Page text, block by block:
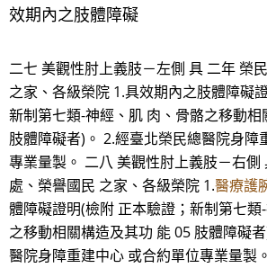
效期內之肢體障礙
二七 美觀性肘上義肢－左側 具 二年 榮
之家、各級榮院 1.具效期內之肢體障礙
新制第七類-神經、肌 肉、骨骼之移動
肢體障礙者)。 2.經臺北榮民總醫院身障
專業量製。 二八 美觀性肘上義肢－右側
處、榮譽國民 之家、各級榮院 1.醫療護
體障礙證明(檢附 正本驗證；新制第七
之移動相關構造及其功 能 05 肢體障礙
醫院身障重建中心 或合約單位專業量製